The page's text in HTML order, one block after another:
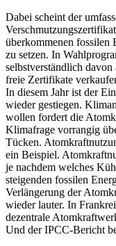
Dabei scheint der
überkommenen fossilen
zu setzen. In
selbstverständlich
freie Zertifikate
In diesem Jahr ist der
wieder gestiegen.
wollen fordert die
Klimafrage vorrangig
Tücken.
ein Beispiel.
je nachdem welches
steigenden fossilen
Verlängerung der
wieder lauter. In
dezentrale
Und der IPCC-Bericht